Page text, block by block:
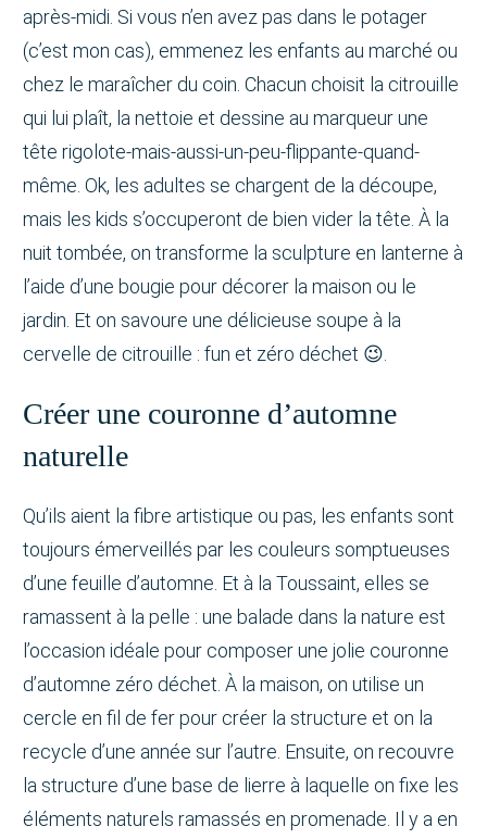
après-midi. Si vous n’en avez pas dans le potager
(c’est mon cas), emmenez les enfants au marché ou
chez le maraîcher du coin. Chacun choisit la citrouille
qui lui plaît, la nettoie et dessine au marqueur une
tête rigolote-mais-aussi-un-peu-flippante-quand-
même. Ok, les adultes se chargent de la découpe,
mais les kids s’occuperont de bien vider la tête. À la
nuit tombée, on transforme la sculpture en lanterne à
l’aide d’une bougie pour décorer la maison ou le
jardin. Et on savoure une délicieuse soupe à la
cervelle de citrouille : fun et zéro déchet 😉.
Créer une couronne d’automne
naturelle
Qu’ils aient la fibre artistique ou pas, les enfants sont
toujours émerveillés par les couleurs somptueuses
d’une feuille d’automne. Et à la Toussaint, elles se
ramassent à la pelle : une balade dans la nature est
l’occasion idéale pour composer une jolie couronne
d’automne zéro déchet. À la maison, on utilise un
cercle en fil de fer pour créer la structure et on la
recycle d’une année sur l’autre. Ensuite, on recouvre
la structure d’une base de lierre à laquelle on fixe les
éléments naturels ramassés en promenade. Il y a en